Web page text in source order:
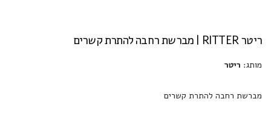
ריטר RITTER | מברשת רחבה להתרת קשרים
מותג: ריטר
מברשת רחבה להתרת קשרים